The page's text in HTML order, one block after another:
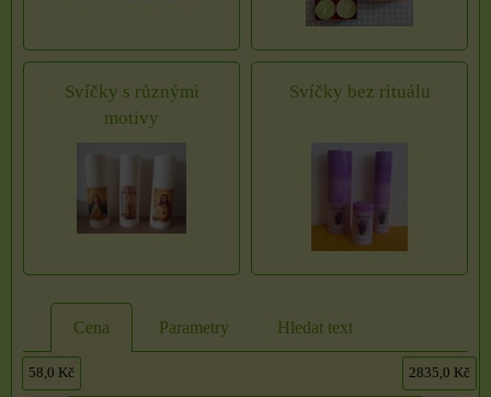
Svíčky s různými
motivy
Svíčky bez rituálu
Cena Parametry Hledat text
58,0 Kč 2835,0 Kč